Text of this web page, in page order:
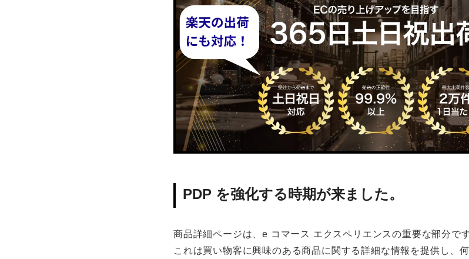
PDP を強化する時期が来ました。
商品詳細ページは、e コマース エクスペリエンスの重要な部分です
これは買い物客に興味のある商品に関する詳細な情報を提供し、